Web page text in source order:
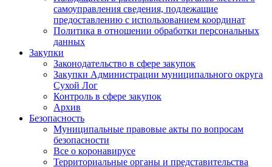
самоуправления сведения, подлежащие
предоставлению с использованием координат
Политика в отношении обработки персональных
данных
Закупки
Законодательство в сфере закупок
Закупки Администрации муниципального округа
Сухой Лог
Контроль в сфере закупок
Архив
Безопасность
Муниципальные правовые акты по вопросам
безопасности
Все о коронавирусе
Территориальные органы и представительства